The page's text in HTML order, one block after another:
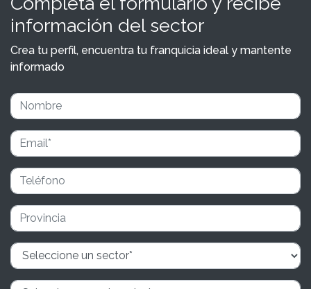
información del sector
Crea tu perfil, encuentra tu franquicia ideal y mantente
informado